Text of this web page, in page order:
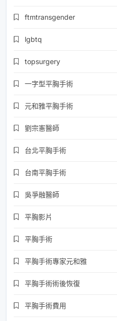
ftmtransgender
lgbtq
topsurgery
一字型平胸手術
元和雅平胸手術
劉宗憲醫師
台北平胸手術
台南平胸手術
吳爭融醫師
平胸影片
平胸手術
平胸手術專家元和雅
平胸手術術後恢復
平胸手術費用